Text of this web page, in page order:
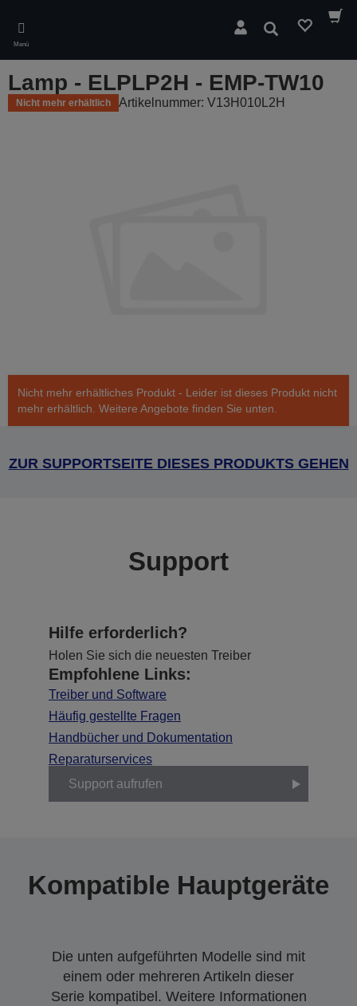
main
content
Menü
Suchen
Lamp - ELPLP2H - EMP-TW10
Nicht mehr erhältlich Artikelnummer: V13H010L2H
Nicht mehr erhältliches Produkt - Leider ist dieses Produkt nicht
mehr erhältlich. Weitere Angebote finden Sie unten.
ZUR SUPPORTSEITE DIESES PRODUKTS GEHEN
Support
Hilfe erforderlich?
Holen Sie sich die neuesten Treiber
Empfohlene Links:
Treiber und Software
Häufig gestellte Fragen
Handbücher und Dokumentation
Reparaturservices
Support aufrufen
Kompatible Hauptgeräte
Die unten aufgeführten Modelle sind mit
einem oder mehreren Artikeln dieser
Serie kompatibel. Weitere Informationen